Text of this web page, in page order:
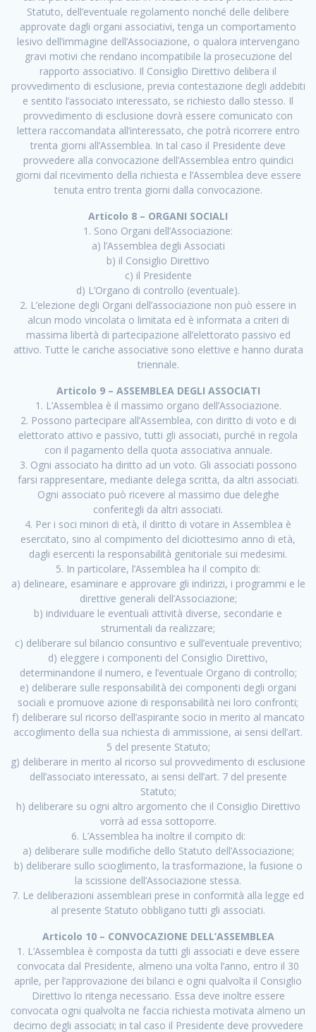
Statuto, dell’eventuale regolamento nonché delle delibere
approvate dagli organi associativi, tenga un comportamento
lesivo dell’immagine dell’Associazione, o qualora intervengano
gravi motivi che rendano incompatibile la prosecuzione del
rapporto associativo. Il Consiglio Direttivo delibera il
provvedimento di esclusione, previa contestazione degli addebiti
e sentito l’associato interessato, se richiesto dallo stesso. Il
provvedimento di esclusione dovrà essere comunicato con
lettera raccomandata all’interessato, che potrà ricorrere entro
trenta giorni all’Assemblea. In tal caso il Presidente deve
provvedere alla convocazione dell’Assemblea entro quindici
giorni dal ricevimento della richiesta e l’Assemblea deve essere
tenuta entro trenta giorni dalla convocazione.
Articolo 8 – ORGANI SOCIALI
1. Sono Organi dell’Associazione:
a) l’Assemblea degli Associati
b) il Consiglio Direttivo
c) il Presidente
d) L’Organo di controllo (eventuale).
2. L’elezione degli Organi dell’associazione non può essere in
alcun modo vincolata o limitata ed è informata a criteri di
massima libertà di partecipazione all’elettorato passivo ed
attivo. Tutte le cariche associative sono elettive e hanno durata
triennale.
Articolo 9 – ASSEMBLEA DEGLI ASSOCIATI
1. L’Assemblea è il massimo organo dell’Associazione.
2. Possono partecipare all’Assemblea, con diritto di voto e di
elettorato attivo e passivo, tutti gli associati, purché in regola
con il pagamento della quota associativa annuale.
3. Ogni associato ha diritto ad un voto. Gli associati possono
farsi rappresentare, mediante delega scritta, da altri associati.
Ogni associato può ricevere al massimo due deleghe
conferitegli da altri associati.
4. Per i soci minori di età, il diritto di votare in Assemblea è
esercitato, sino al compimento del diciottesimo anno di età,
dagli esercenti la responsabilità genitoriale sui medesimi.
5. In particolare, l’Assemblea ha il compito di:
a) delineare, esaminare e approvare gli indirizzi, i programmi e le
direttive generali dell’Associazione;
b) individuare le eventuali attività diverse, secondarie e
strumentali da realizzare;
c) deliberare sul bilancio consuntivo e sull’eventuale preventivo;
d) eleggere i componenti del Consiglio Direttivo,
determinandone il numero, e l’eventuale Organo di controllo;
e) deliberare sulle responsabilità dei componenti degli organi
sociali e promuove azione di responsabilità nei loro confronti;
f) deliberare sul ricorso dell’aspirante socio in merito al mancato
accoglimento della sua richiesta di ammissione, ai sensi dell’art.
5 del presente Statuto;
g) deliberare in merito al ricorso sul provvedimento di esclusione
dell’associato interessato, ai sensi dell’art. 7 del presente
Statuto;
h) deliberare su ogni altro argomento che il Consiglio Direttivo
vorrà ad essa sottoporre.
6. L’Assemblea ha inoltre il compito di:
a) deliberare sulle modifiche dello Statuto dell’Associazione;
b) deliberare sullo scioglimento, la trasformazione, la fusione o
la scissione dell’Associazione stessa.
7. Le deliberazioni assembleari prese in conformità alla legge ed
al presente Statuto obbligano tutti gli associati.
Articolo 10 – CONVOCAZIONE DELL’ASSEMBLEA
1. L’Assemblea è composta da tutti gli associati e deve essere
convocata dal Presidente, almeno una volta l’anno, entro il 30
aprile, per l’approvazione dei bilanci e ogni qualvolta il Consiglio
Direttivo lo ritenga necessario. Essa deve inoltre essere
convocata ogni qualvolta ne faccia richiesta motivata almeno un
decimo degli associati; in tal caso il Presidente deve provvedere